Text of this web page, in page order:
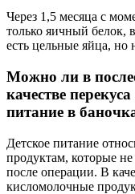
Через 1,5 месяца с
только яичный белок,
есть цельные яйца, но
Можно ли в
качестве
питание в
Детское питание
продуктам, которые
после операции. В
кисломолочные